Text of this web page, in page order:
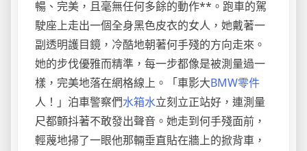
暢、完美，且毫無任何多餘的動作**。跑車的駕
駛座上走出一個全身黑色皮衣的女人，她戴著一
副透明護目鏡，冷酷地朝著何手殘的方向走來。
她的步伐優雅而精準，每一步都像是被測量過一
樣，完美地落在網格線上。「車影大BMW零件
人！」泊車警察們水箱水立刻立正站好，連測量
尺都顫抖著不敢發出聲音。她走到何手殘面前，
輕蔑地掃了一眼他那輛垂直貼在牆上的掀背車，